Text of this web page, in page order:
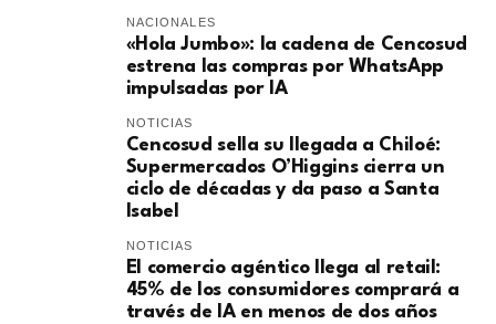
NACIONALES
«Hola Jumbo»: la cadena de Cencosud
estrena las compras por WhatsApp
impulsadas por IA
NOTICIAS
Cencosud sella su llegada a Chiloé:
Supermercados O’Higgins cierra un
ciclo de décadas y da paso a Santa
Isabel
NOTICIAS
El comercio agéntico llega al retail:
45% de los consumidores comprará a
través de IA en menos de dos años